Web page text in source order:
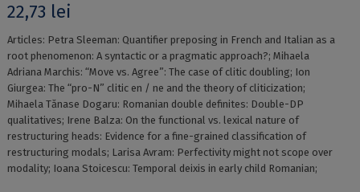
22,73 lei
Articles: Petra Sleeman: Quantifier preposing in French and Italian as a
root phenomenon: A syntactic or a pragmatic approach?; Mihaela
Adriana Marchis: “Move vs. Agree”: The case of clitic doubling; Ion
Giurgea: The “pro-N” clitic en / ne and the theory of cliticization;
Mihaela Tănase Dogaru: Romanian double definites: Double-DP
qualitatives; Irene Balza: On the functional vs. lexical nature of
restructuring heads: Evidence for a fine-grained classification of
restructuring modals; Larisa Avram: Perfectivity might not scope over
modality; Ioana Stoicescu: Temporal deixis in early child Romanian;